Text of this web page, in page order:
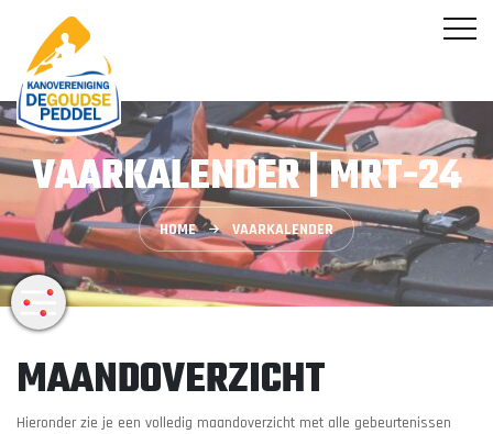
VAARKALENDER | MRT-24
HOME VAARKALENDER
MAANDOVERZICHT
Hieronder zie je een volledig maandoverzicht met alle gebeurtenissen